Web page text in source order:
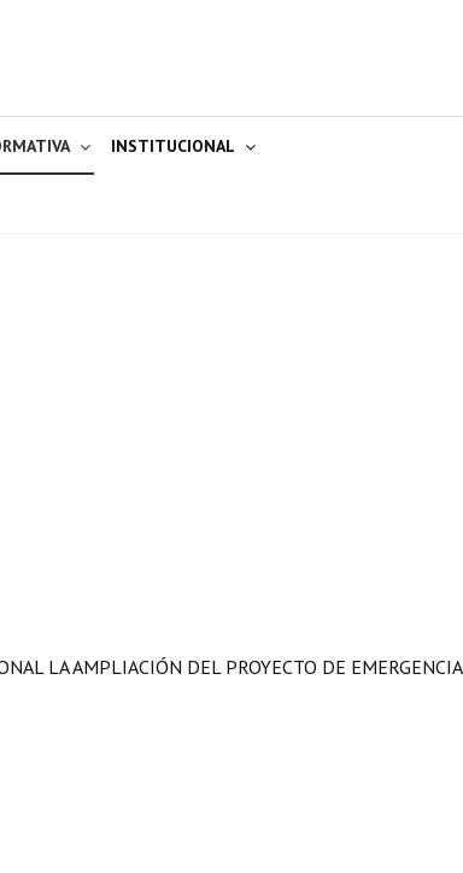
INSTITUCIONAL
LA AMPLIACIÓN DEL PROYECTO DE EMERGENCIA